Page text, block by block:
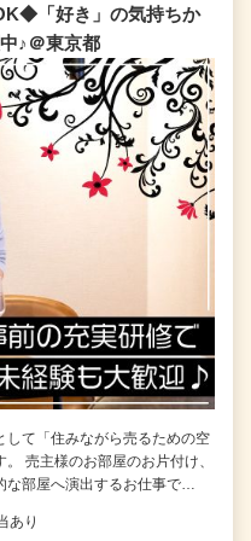
「好き」の気持ちか
♪＠東京都
して「住みながら売るための空
売主様のお部屋のお片付け、
な部屋へ演出するお仕事で…
あり